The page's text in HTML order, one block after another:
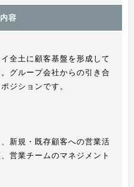
容
全土に顧客基盤を形成して
グループ会社からの引き合
ジションです。
新規・既存顧客への営業活
営業チームのマネジメント